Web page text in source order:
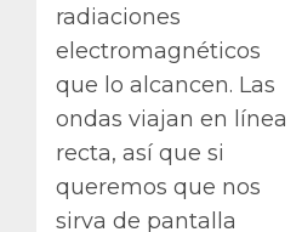
radiaciones
electromagnéticos
que lo alcancen. Las
ondas viajan en línea
recta, así que si
queremos que nos
sirva de pantalla